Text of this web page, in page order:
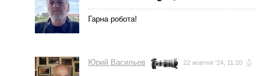
Гарна робота!
Юрий Васильев 22 жовтня '24, 11:20